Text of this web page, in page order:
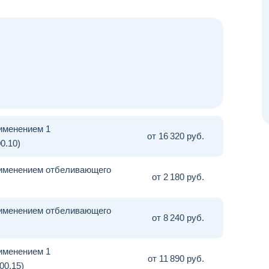
1
от 16320 руб.
отбеливающего
от 2 180 руб.
отбеливающего
от 8 240 руб.
1
от 11 890 руб.